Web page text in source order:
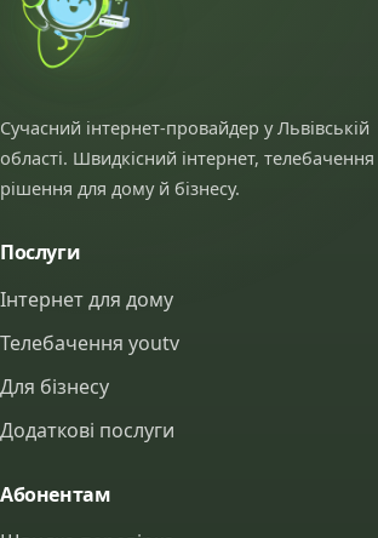
Сучасний інтернет-провайдер у Львівській
області. Швидкісний інтернет, телебачення
рішення для дому й бізнесу.
Послуги
Інтернет для дому
Телебачення youtv
Для бізнесу
Додаткові послуги
Абонентам